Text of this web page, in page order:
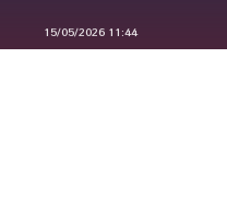
15/05/2026 11:44